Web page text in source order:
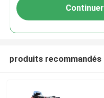
Continuer
produits recommandés